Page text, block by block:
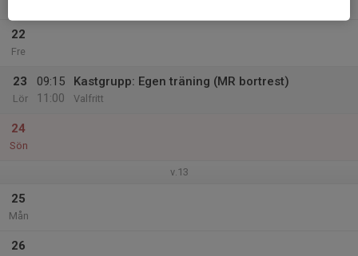
22
Fre
23
Lör
09:15
11:00
Kastgrupp: Egen träning (MR bortrest)
Valfritt
24
Sön
v.13
25
Mån
26